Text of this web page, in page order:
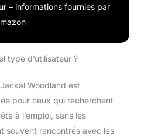
– informations fournies par
type d’utilisateur ?
Woodland est
pour ceux qui recherchent
à l’emploi, sans les
souvent rencontrés avec les